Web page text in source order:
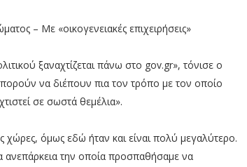
– Με «οικογενειακές επιχειρήσεις»
ξαναχτίζεται πάνω στο gov.gr», τόνισε ο
να διέπουν πια τον τρόπο με τον οποίο
σε σωστά θεμέλια».
όμως εδώ ήταν και είναι πολύ μεγαλύτερο.
ανεπάρκεια την οποία προσπαθήσαμε να